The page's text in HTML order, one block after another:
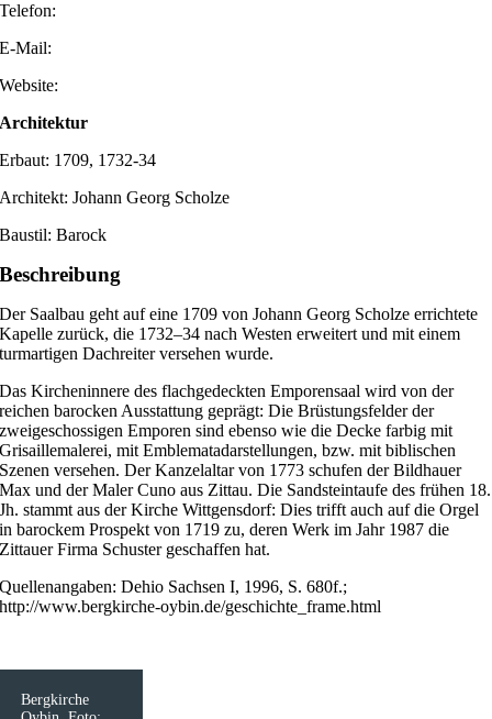
Telefon:
E-Mail:
Website:
Architektur
Erbaut: 1709, 1732-34
Architekt: Johann Georg Scholze
Baustil: Barock
Beschreibung
Der Saalbau geht auf eine 1709 von Johann Georg Scholze errichtete
Kapelle zurück, die 1732–34 nach Westen erweitert und mit einem
turmartigen Dachreiter versehen wurde.
Das Kircheninnere des flachgedeckten Emporensaal wird von der
reichen barocken Ausstattung geprägt: Die Brüstungsfelder der
zweigeschossigen Emporen sind ebenso wie die Decke farbig mit
Grisaillemalerei, mit Emblematadarstellungen, bzw. mit biblischen
Szenen versehen. Der Kanzelaltar von 1773 schufen der Bildhauer
Max und der Maler Cuno aus Zittau. Die Sandsteintaufe des frühen 18.
Jh. stammt aus der Kirche Wittgensdorf: Dies trifft auch auf die Orgel
in barockem Prospekt von 1719 zu, deren Werk im Jahr 1987 die
Zittauer Firma Schuster geschaffen hat.
Quellenangaben: Dehio Sachsen I, 1996, S. 680f.;
http://www.bergkirche-oybin.de/geschichte_frame.html
Bergkirche